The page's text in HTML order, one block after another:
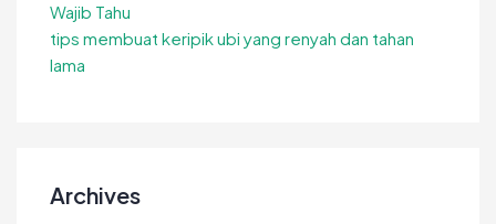
Wajib Tahu
tips membuat keripik ubi yang renyah dan tahan
lama
Archives